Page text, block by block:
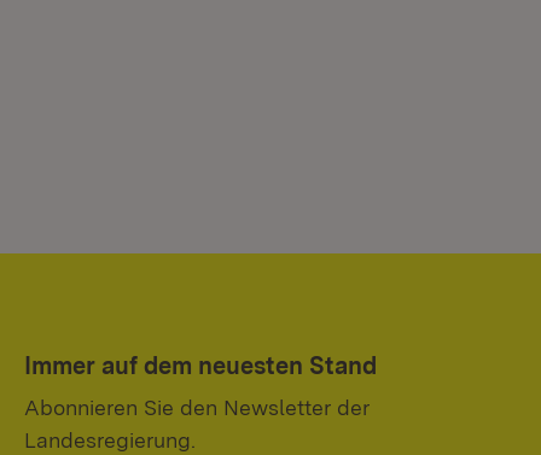
Immer auf dem neuesten Stand
Abonnieren Sie den Newsletter der
Landesregierung.